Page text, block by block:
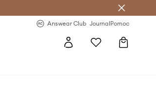
Answear Club JournalPomoc